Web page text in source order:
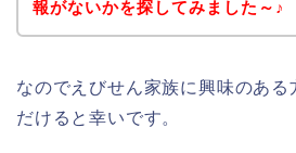
報がないかを探してみました～♪
なのでえびせん家族に興味のある
だけると幸いです。